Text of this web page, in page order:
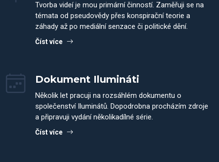
Tvorba videí je mou primární činností. Zaměřuji se na
témata od pseudovědy přes konspirační teorie a
záhady až po mediální senzace či politické dění.
Číst více
Dokument Ilumináti
Několik let pracuji na rozsáhlém dokumentu o
společenství Iluminátů. Dopodrobna procházím zdroje
a připravuji vydání několikadílné série.
Číst více